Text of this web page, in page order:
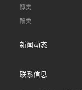
醇类
酚类
新闻动态
联系信息